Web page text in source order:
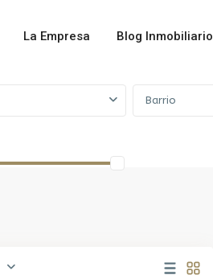
La Empresa Blog Inmobiliario
Barrio